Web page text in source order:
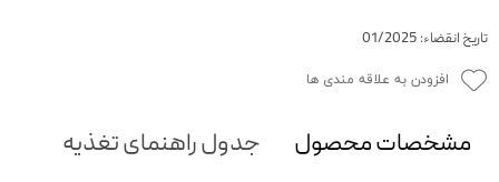
تاریخ انقضاء: 01/2025
افزودن به علاقه مندی ها
مشخصات محصول
جدول راهنمای تغذیه